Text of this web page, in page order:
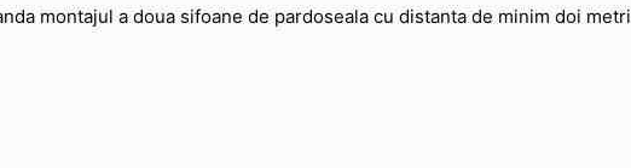
montajul a doua sifoane de pardoseala cu distanta de minim doi